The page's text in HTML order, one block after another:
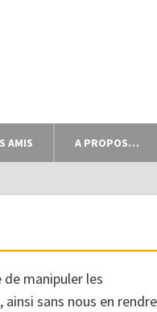
AMIS A PROPOS…
de manipuler les
sans nous en rendre